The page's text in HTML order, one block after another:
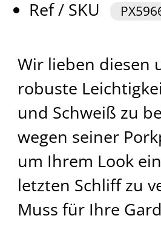
Ref / SKU
Wir lieben diesen
robuste
und Schweiß zu
wegen seiner
um Ihrem Look
letzten Schliff zu
Muss für Ihre